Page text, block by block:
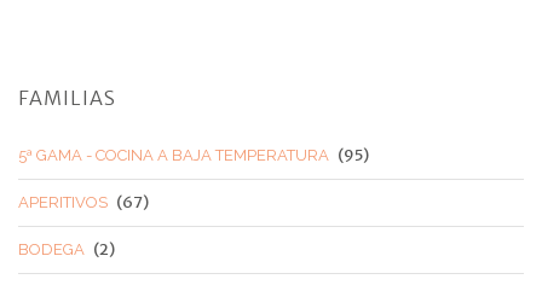
FAMILIAS
5ª GAMA - COCINA A BAJA TEMPERATURA (95)
APERITIVOS (67)
BODEGA (2)